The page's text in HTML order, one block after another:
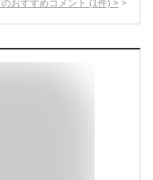
おすすめコメント (1 件) >